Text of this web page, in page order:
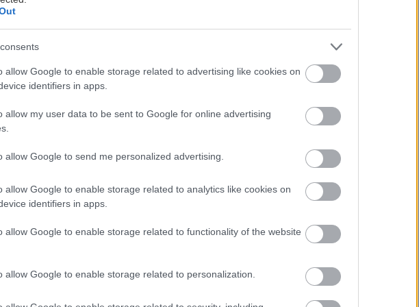
allow Google to enable storage related to advertising like cookies on
identifiers in apps.
allow my user data to be sent to Google for online advertising
allow Google to send me personalized advertising.
allow Google to enable storage related to analytics like cookies on
identifiers in apps.
allow Google to enable storage related to functionality of the website
allow Google to enable storage related to personalization.
των μαθητών- τη γνωστή «κοσμιοτάτη» ή «κοσμία»
διαγωγή. Το επιχείρημα του υπουργού Παιδείας ότι πρόκειται περί
διάταξης» είναι οπωσδήποτε σωστό. Η σημασία της
από μία εποχή κατά την οποία ο συντηρητισμός περίσσευε και η
αγωγή επιχειρούσε να νικήσει τα φαντάσματα της αθεΐας και του
σπουδών του υπουργείου και η εθνικόστροφη παραχάραξη
κρίνονταν αρκετές και επιστρατεύονταν ακόμη και εξωσχολικές
«Και τι πάθαμε που πήγαμε και πέντε φορές στην εκκλησία ή
να βρίσουμε τον καθηγητή μας;», ακούω ήδη κάποιους να
και υπάρχουν αντικοινωνικές ή ανάγωγες συμπεριφορές.